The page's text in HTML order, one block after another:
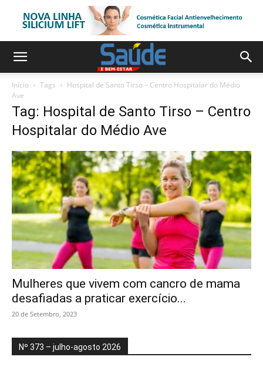
Início Tags
Hospital de Santo Tirso – Centro Hospitalar do Médio
Ave
Tag: Hospital de Santo Tirso – Centro
Hospitalar do Médio Ave
Mulheres que vivem com cancro de mama
desafiadas a praticar exercício...
20 de Setembro, 2023
Nº 373 – julho-agosto 2026